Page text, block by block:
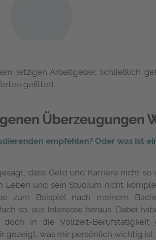
jetzigen Arbeitgeber, schließlich
gefiltert.
Überzeugungen
empfehlen? Oder was ist
dass Geld und Karriere nicht
und sein Studium nicht
zum Beispiel nach meinem
so, aus Interesse heraus. Dabei
in die Vollzeit-Berufstätigkeit
gezeigt, was mir persönlich wichtig